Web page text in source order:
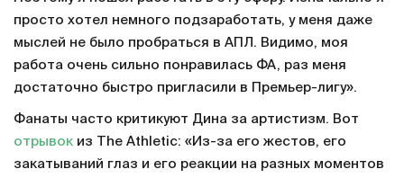
просто хотел немного подзаработать, у меня даже
мыслей не было пробраться в АПЛ. Видимо, моя
работа очень сильно понравилась ФА, раз меня
достаточно быстро пригласили в Премьер-лигу».
Фанаты часто критикуют Дина за артистизм. Вот
отрывок из The Athletic: «Из-за его жестов, его
закатываний глаз и его реакции на разных моментов